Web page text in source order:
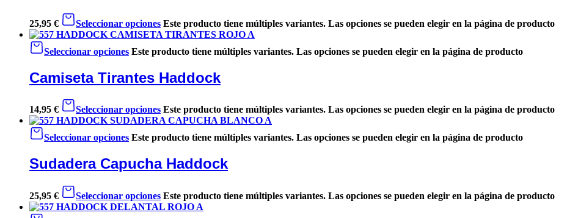
25,95 € Seleccionar opciones Este producto tiene múltiples variantes. Las opciones se pueden elegir en la página de producto
Seleccionar opciones Este producto tiene múltiples variantes. Las opciones se pueden elegir en la página de producto
Camiseta Tirantes Haddock
14,95 € Seleccionar opciones Este producto tiene múltiples variantes. Las opciones se pueden elegir en la página de producto
Seleccionar opciones Este producto tiene múltiples variantes. Las opciones se pueden elegir en la página de producto
Sudadera Capucha Haddock
25,95 € Seleccionar opciones Este producto tiene múltiples variantes. Las opciones se pueden elegir en la página de producto